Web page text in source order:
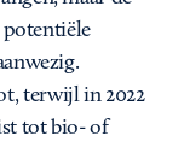
terwijl in 2022
tot bio- of